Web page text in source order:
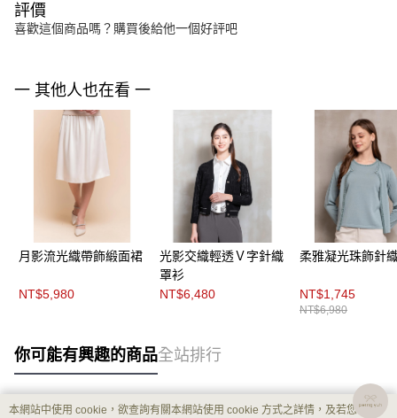
評價
喜歡這個商品嗎？購買後給他一個好評吧
一 其他人也在看 一
月影流光織帶飾緞面裙
NT$5,980
光影交織輕透Ｖ字針織
罩衫
NT$6,480
柔雅凝光珠飾針
NT$1,745
NT$6,980
你可能有興趣的商品全站排行
本網站中使用 cookie，欲查詢有關本網站使用 cookie 方式之詳情，及若您不希